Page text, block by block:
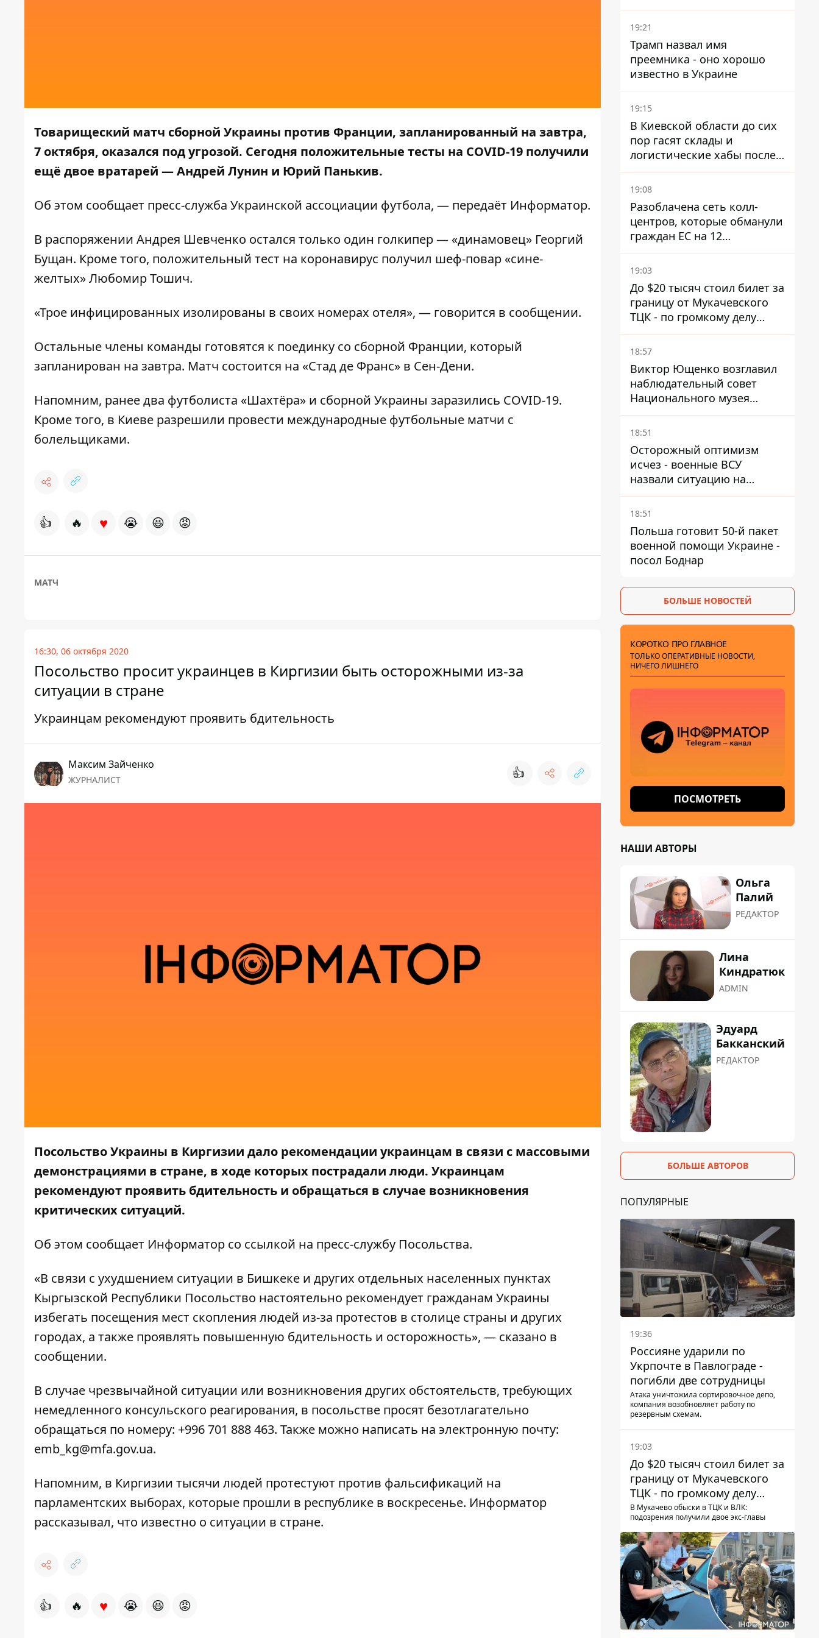
Товарищеский матч сборной Украины против Франции, запланированный на завтра,
7 октября, оказался под угрозой. Сегодня положительные тесты на COVID-19 получили
ещё двое вратарей —Андрей Лунин и Юрий Панькив.
Об этом сообщает пресс-служба Украинской ассоциации футбола, — передаёт Информатор.
В распоряжении Андрея Шевченко остался только один голкипер — «динамовец» Георгий
Бущан. Кроме того, положительный тест на коронавирус получил шеф-повар «сине-
желтых» Любомир Тошич.
«Трое инфицированных изолированы в своих номерах отеля», — говорится в сообщении.
Остальные члены команды готовятся к поединку со сборной Франции, который
запланирован на завтра. Матч состоится на «Стад де Франс» в Сен-Дени.
Напомним, ранеедва футболиста «Шахтёра» и сборной Украины заразились COVID-19.
Кроме того, в Киеве разрешили провести международные футбольные матчи с
болельщиками.
👍 🔥 ♥ 😭 😆 😡
МАТЧ
16:30, 06 октября 2020
Посольство просит украинцев в Киргизии быть осторожными из-за
ситуации в стране
Украинцам рекомендуют проявить бдительность
Максим Зайченко
ЖУРНАЛИСТ 👍
Посольство Украины в Киргизии дало рекомендации украинцам в связи с массовыми
демонстрациями в стране, в ходе которых пострадали люди. Украинцам
рекомендуют проявить бдительность и обращаться в случае возникновения
критических ситуаций.
Об этом сообщает Информатор со ссылкой на пресс-службу Посольства.
«В связи с ухудшением ситуации в Бишкеке и других отдельных населенных пунктах
Кыргызской Республики Посольство настоятельно рекомендует гражданам Украины
избегать посещения мест скопления людей из-за протестов в столице страны и других
городах, а также проявлять повышенную бдительность и осторожность», — сказано в
сообщении.
В случае чрезвычайной ситуации или возникновения других обстоятельств, требующих
немедленного консульского реагирования, в посольстве просят безотлагательно
обращаться по номеру: +996 701 888 463. Также можно написать на электронную почту:
emb_kg@mfa.gov.ua.
Напомним, в Киргизии тысячи людей протестуют против фальсификаций на
парламентских выборах, которые прошли в республике в воскресенье. Информатор
рассказывал, что известно о ситуации в стране.
👍 🔥 ♥ 😭 😆 😡
охоту на людей в городах
19:21
Трамп назвал имя
преемника - оно хорошо
известно в Украине
19:15
В Киевской области до сих
пор гасят склады и
логистические хабы после
прилетов ракет - ГСЧС
19:08
Разоблачена сеть колл-
центров, которые обманули
граждан ЕС на 12
миллионов - совместная
операция полиции Украины
и Чехии
19:03
До $20 тысяч стоил билет за
границу от Мукачевского
ТЦК - по громкому делу
первые подозрения
получили двое бывших
18:57
Виктор Ющенко возглавил
наблюдательный совет
Национального музея
Голодомора-геноцида – что
известно о должности
18:51
Осторожный оптимизм
исчез - военные ВСУ
назвали ситуацию на
фронте более сложной - Bild
18:51
Польша готовит 50-й пакет
военной помощи Украине -
посол Боднар
БОЛЬШЕ НОВОСТЕЙ
КОРОТКО ПРО ГЛАВНОЕ
ТОЛЬКО ОПЕРАТИВНЫЕ НОВОСТИ,
НИЧЕГО ЛИШНЕГО
ПОСМОТРЕТЬ
НАШИ АВТОРЫ
Ольга
Палий
РЕДАКТОР
Лина
Киндратюк
ADMIN
Эдуард
Бакканский
РЕДАКТОР
БОЛЬШЕ АВТОРОВ
ПОПУЛЯРНЫЕ
19:36
Россияне ударили по
Укрпочте в Павлограде -
погибли две сотрудницы
Атака уничтожила сортировочное депо,
компания возобновляет работу по
резервным схемам.
19:03
До $20 тысяч стоил билет за
границу от Мукачевского
ТЦК - по громкому делу
первые подозрения
получили двое бывших
руководителей
В Мукачево обыски в ТЦК и ВЛК:
подозрения получили двое экс-главы